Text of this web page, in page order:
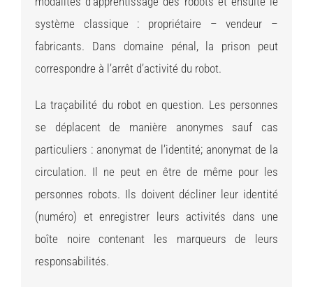
système classique : propriétaire – vendeur –
fabricants. Dans domaine pénal, la prison peut
correspondre à l’arrêt d’activité du robot.
La traçabilité du robot en question. Les personnes
se déplacent de manière anonymes sauf cas
particuliers : anonymat de l’identité; anonymat de la
circulation. Il ne peut en être de même pour les
personnes robots. Ils doivent décliner leur identité
(numéro) et enregistrer leurs activités dans une
boîte noire contenant les marqueurs de leurs
responsabilités.